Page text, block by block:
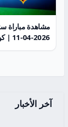
مشاهدة مباراة
2026-04-11 | كورة لايف
آخر الأخبار